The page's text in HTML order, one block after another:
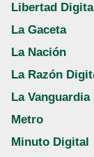
Libertad Digital
La Gaceta
La Nación
La Razón
La Vanguardia
Metro
Minuto Digital